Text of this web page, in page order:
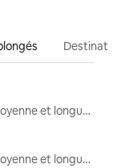
Locations moyenne et longue durée
Locations moyenne et longue durée